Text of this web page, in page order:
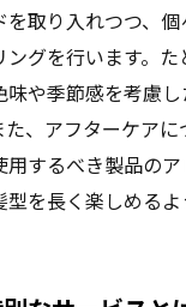
取り入れつつ、
グを行います。
味や季節感を考慮
、アフターケア
用するべき製品の
を長く楽しめる